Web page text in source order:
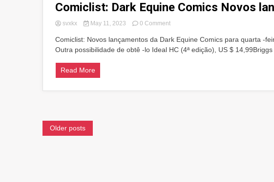
Comiclist: Dark Equine Comics Novos
svxkx May 11, 2023 0 Commenton
Dark
Equine
12/12/2016
Comiclist: Novos lançamentos da Dark Equine Comics para quarta -
Outra possibilidade de obtê -lo Ideal HC (4ª edição), US $ 14,99Briggs
Read More
Posts
Older posts